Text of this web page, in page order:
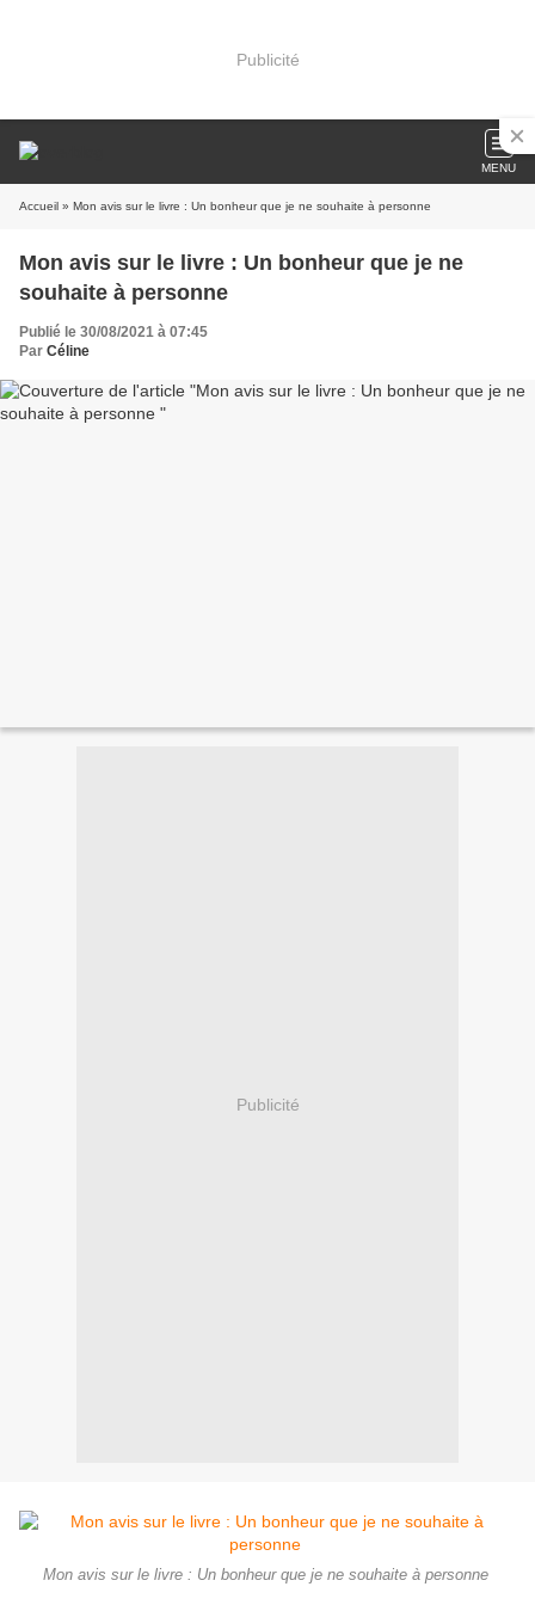
Publicité
MENU
Accueil » Mon avis sur le livre : Un bonheur que je ne souhaite à personne
Mon avis sur le livre : Un bonheur que je ne
souhaite à personne
Publié le 30/08/2021 à 07:45
Par Céline
Publicité
Mon avis sur le livre : Un bonheur que je ne souhaite à personne